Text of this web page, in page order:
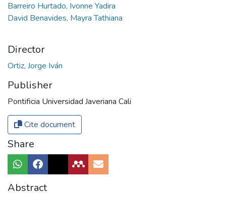
Barreiro Hurtado, Ivonne Yadira
David Benavides, Mayra Tathiana
Director
Ortiz, Jorge Iván
Publisher
Pontificia Universidad Javeriana Cali
Cite document
Share
Abstract